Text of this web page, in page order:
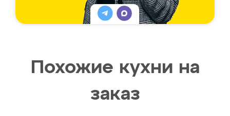
Похожие кухни на
заказ